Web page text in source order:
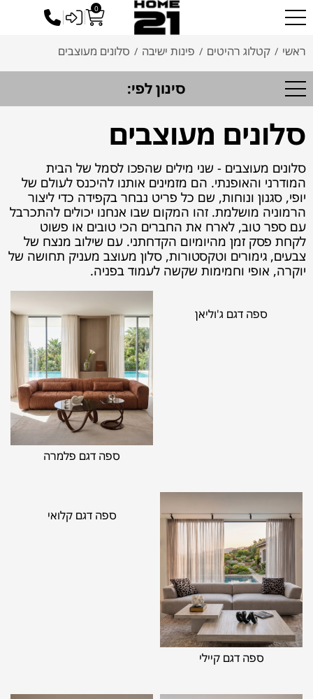
0
כניסה
ראשי / קטלוג רהיטים / פינות ישיבה / סלונים מעוצבים
סינון לפי:
סלונים מעוצבים
סלונים מעוצבים - שני מילים שהפכו לסמל של הבית
המודרני והאופנתי. הם מזמינים אותנו להיכנס לעולם של
יופי, סגנון ונוחות, שם כל פריט נבחר בקפידה כדי ליצור
הרמוניה מושלמת. זהו המקום שבו אנחנו יכולים להתכרבל
עם ספר טוב, לארח את החברים הכי טובים או פשוט
לקחת פסק זמן מהיומיום הקדחתני. עם שילוב מנצח של
צבעים, גימורים וטקסטורות, סלון מעוצב מעניק תחושה של
יוקרה, אופי וחמימות שקשה לעמוד בפניה.
ספה דגם ג'וליאן
ספה דגם פלמרה
ספה דגם קיילי
ספה דגם קלואי